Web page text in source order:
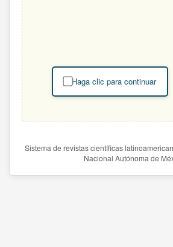
Haga clic para continuar
Sistema de revistas científicas
Nacional Autónoma de